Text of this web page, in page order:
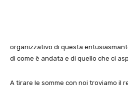
organizzativo di questa
di come è andata e di quello che ci
A tirare le somme con noi troviamo il